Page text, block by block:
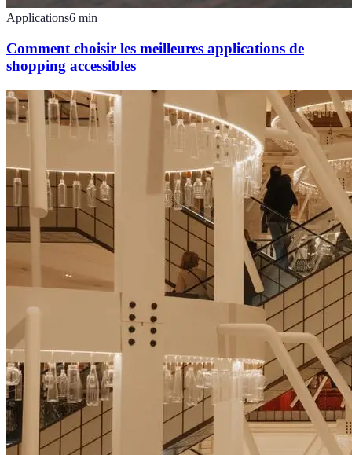
Applications6 min
Comment choisir les meilleures applications de
shopping accessibles